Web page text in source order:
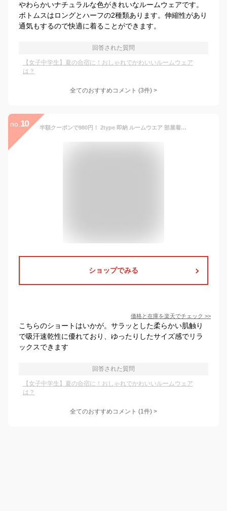
やわらかいナチュラルな色がきれいなルームウェアです。
ボトムスはロングとハーフの2種類あります。伸縮性があり
通気もするので快適に着ることができます。
回答された質問
【女子中学生】夏の合宿に！おしゃれでかわいいルームウェア
は？
全てのおすすめコメント (3件) >
no. 10 半額クーポンで980円！ 2type 即納 ルームウエア 部屋着 パジャマ 半袖 セットアップ レディース パンツ 接触冷感 ナイトウエア 上下セット リブ 涼しい ロングパンツ ハーフパンツ メール便 送料無料
ショップでみる
価格と在庫を楽天でチェック >>
こちらのショートはいかが。サラッとした柔らかい肌触り
で吸汗速乾性に優れており、ゆったりしたサイズ感でリラ
ックスできます
回答された質問
【女子中学生】夏の合宿に！おしゃれでかわいいルームウェア
は？
全てのおすすめコメント (1件) >